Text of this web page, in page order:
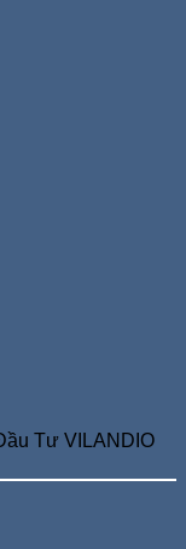
Tư VILANDIO